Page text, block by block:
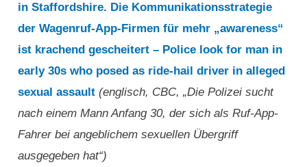
in Staffordshire. Die Kommunikationsstrategie
der Wagenruf-App-Firmen für mehr „awareness“
ist krachend gescheitert – Police look for man in
early 30s who posed as ride-hail driver in alleged
sexual assault (englisch, CBC, „Die Polizei sucht
nach einem Mann Anfang 30, der sich als Ruf-App-
Fahrer bei angeblichem sexuellen Übergriff
ausgegeben hat“)